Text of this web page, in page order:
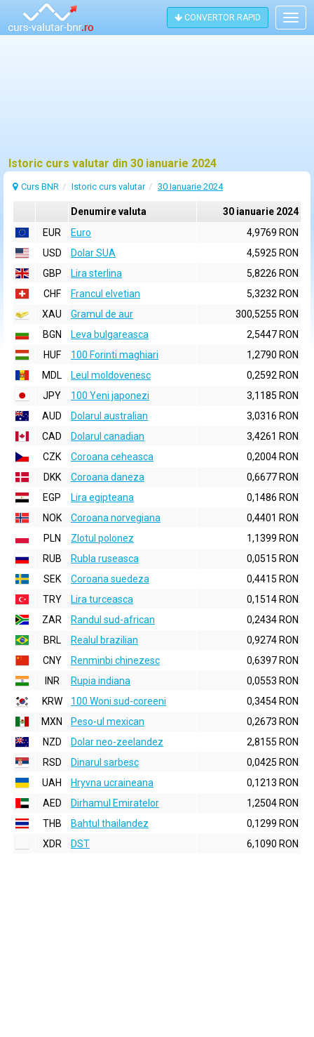
CONVERTOR RAPID
Istoric curs valutar din 30 ianuarie 2024
Curs BNR Istoric curs valutar 30 Ianuarie 2024
Denumire valuta
30 ianuarie 2024
EUR
Euro
4,9769 RON
USD
Dolar SUA
4,5925 RON
GBP
Lira sterlina
5,8226 RON
CHF
Francul elvetian
5,3232 RON
XAU
Gramul de aur
300,5255 RON
BGN
Leva bulgareasca
2,5447 RON
HUF
100 Forinti maghiari
1,2790 RON
MDL
Leul moldovenesc
0,2592 RON
JPY
100 Yeni japonezi
3,1185 RON
AUD
Dolarul australian
3,0316 RON
CAD
Dolarul canadian
3,4261 RON
CZK
Coroana ceheasca
0,2004 RON
DKK
Coroana daneza
0,6677 RON
EGP
Lira egipteana
0,1486 RON
NOK
Coroana norvegiana
0,4401 RON
PLN
Zlotul polonez
1,1399 RON
RUB
Rubla ruseasca
0,0515 RON
SEK
Coroana suedeza
0,4415 RON
TRY
Lira turceasca
0,1514 RON
ZAR
Randul sud-african
0,2434 RON
BRL
Realul brazilian
0,9274 RON
CNY
Renminbi chinezesc
0,6397 RON
INR
Rupia indiana
0,0553 RON
KRW
100 Woni sud-coreeni
0,3454 RON
MXN
Peso-ul mexican
0,2673 RON
NZD
Dolar neo-zeelandez
2,8155 RON
RSD
Dinarul sarbesc
0,0425 RON
UAH
Hryvna ucraineana
0,1213 RON
AED
Dirhamul Emiratelor
1,2504 RON
THB
Bahtul thailandez
0,1299 RON
XDR
DST 6,1090 RON